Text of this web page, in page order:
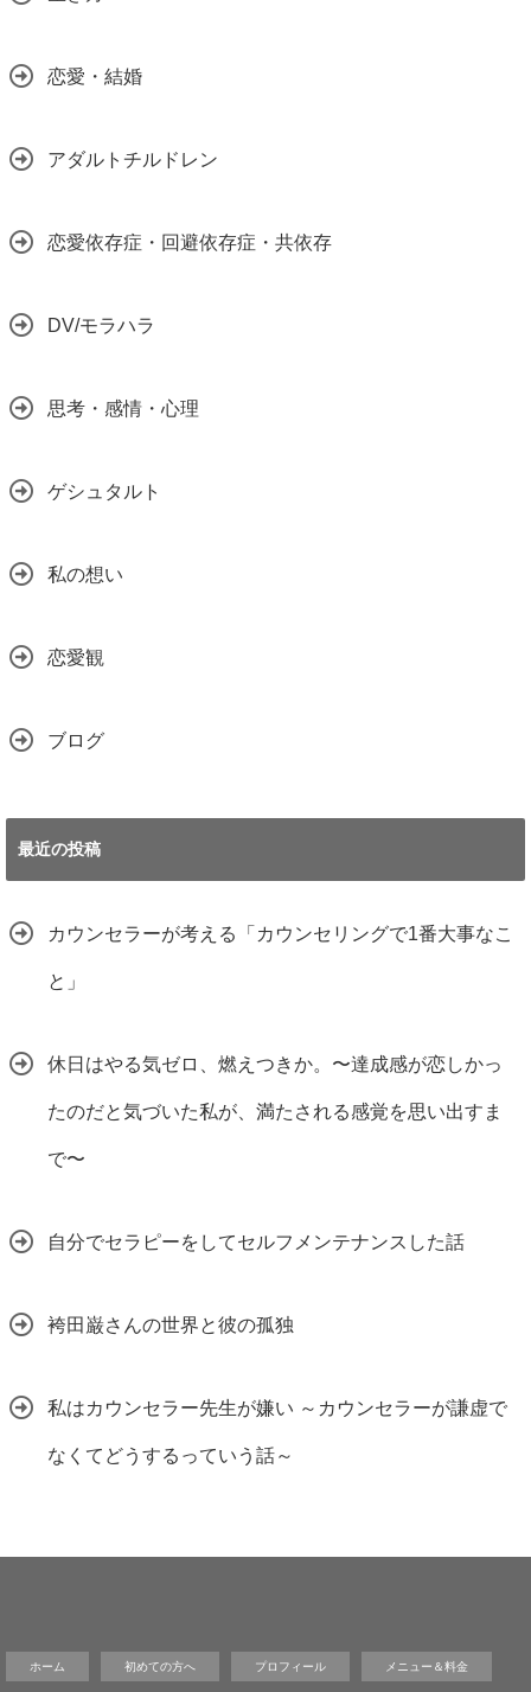
恋愛・結婚
アダルトチルドレン
恋愛依存症・回避依存症・共依存
DV/モラハラ
思考・感情・心理
ゲシュタルト
私の想い
恋愛観
ブログ
最近の投稿
カウンセラーが考える「カウンセリングで1番大事なこ
と」
休日はやる気ゼロ、燃えつきか。〜達成感が恋しかっ
たのだと気づいた私が、満たされる感覚を思い出すま
で〜
自分でセラピーをしてセルフメンテナンスした話
袴田巌さんの世界と彼の孤独
私はカウンセラー先生が嫌い ～カウンセラーが謙虚で
なくてどうするっていう話～
ホーム 初めての方へ プロフィール メニュー＆料金